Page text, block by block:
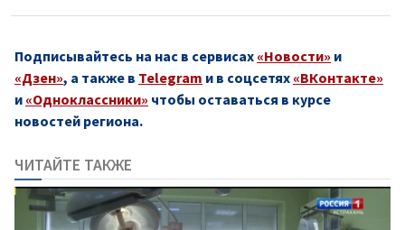
Подписывайтесь на нас в сервисах «Новости» и
«Дзен», а также в Telegram и в соцсетях «ВКонтакте»
и «Одноклассники» чтобы оставаться в курсе
новостей региона.
ЧИТАЙТЕ ТАКЖЕ